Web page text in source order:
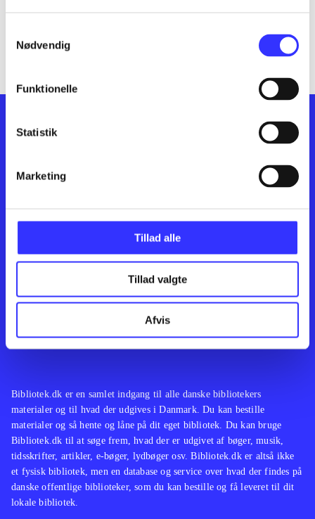
Nødvendig
Funktionelle
Statistik
Marketing
Tillad alle
Tillad valgte
Afvis
lorem ipsum dolor sit amet ...
Feedback
Bibliotek.dk er en samlet indgang til alle danske bibliotekers
materialer og til hvad der udgives i Danmark. Du kan bestille
materialer og så hente og låne på dit eget bibliotek. Du kan bruge
Bibliotek.dk til at søge frem, hvad der er udgivet af bøger, musik,
tidsskrifter, artikler, e-bøger, lydbøger osv. Bibliotek.dk er altså ikke
et fysisk bibliotek, men en database og service over hvad der findes på
danske offentlige biblioteker, som du kan bestille og få leveret til dit
lokale bibliotek.
Kontakt os
English
Artikler
Film
Musik
Noder